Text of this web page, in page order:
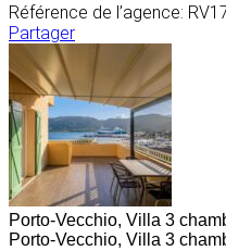
Référence de l’agence:
Partager
Porto-Vecchio, Villa 3
Porto-Vecchio, Villa 3